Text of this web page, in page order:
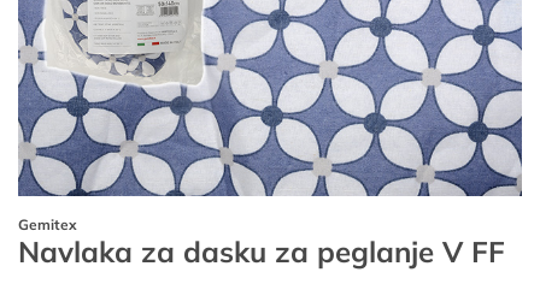
Gemitex
Navlaka za dasku za peglanje V FF